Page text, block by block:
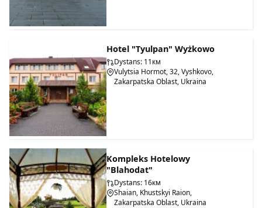
Hotel "Tyulpan" Wyżkowo
Dystans: 11км
Vulytsia Hormot, 32, Vyshkovo,
Zakarpatska Oblast, Ukraina
Kompleks Hotelowy
"Blahodat"
Dystans: 16км
Shaian, Khustskyi Raion,
Zakarpatska Oblast, Ukraina